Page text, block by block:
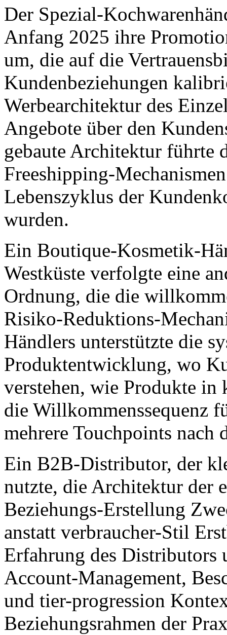
Der Spezial-
Anfang 2025 ihre
um, die auf die
Kundenbeziehungen
Werbearchitektur des
Angebote über den
gebaute Architektur führte
Freeshipping-
Lebenszyklus der
wurden.
Ein Boutique-Kosmetik-
Westküste verfolgte eine
Ordnung, die die
Risiko-Reduktions-
Händlers unterstützte die
Produktentwicklung, wo
verstehen, wie Produkte in
die Willkommenssequenz
mehrere Touchpoints nach
Ein B2B-Distributor, der
nutzte, die Architektur der
Beziehungs-Erstellung
anstatt verbraucher-Stil
Erfahrung des Distributors
Account-Management,
und tier-progression
Beziehungsrahmen der